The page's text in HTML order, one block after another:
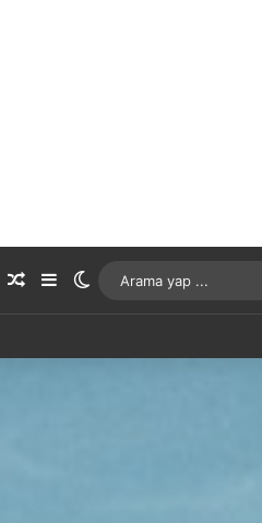
Rastgele Makale
Kenar Bölmesi
Dış görünümü değiştir